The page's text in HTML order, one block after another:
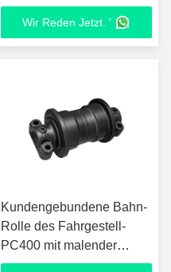
Bagger-EX200
Wir Reden Jetzt. '
Kundengebundene Bahn-
Rolle des Fahrgestell-
PC400 mit malender
Wärmebehandlung